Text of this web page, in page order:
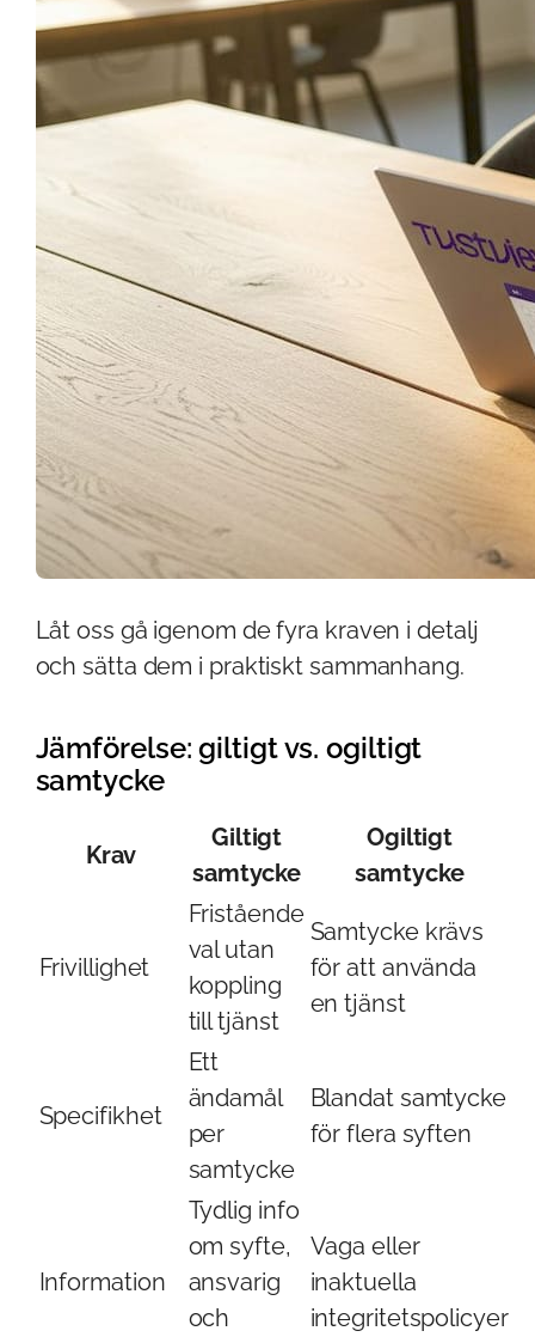
Låt oss gå igenom de fyra kraven i detalj
och sätta dem i praktiskt sammanhang.
Jämförelse: giltigt vs. ogiltigt
samtycke
Krav
Giltigt
samtycke
Ogiltigt
samtycke
Frivillighet
Fristående
val utan
koppling
till tjänst
Samtycke krävs
för att använda
en tjänst
Specifikhet
Ett
ändamål
per
samtycke
Blandat samtycke
för flera syften
Information
Tydlig info
om syfte,
ansvarig
och
Vaga eller
inaktuella
integritetspolicyer